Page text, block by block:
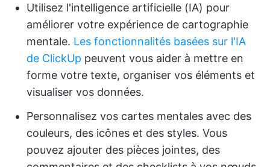
Utilisez l'intelligence artificielle (IA) pour
améliorer votre expérience de cartographie
mentale. Les fonctionnalités basées sur l'IA
de ClickUp peuvent vous aider à mettre en
forme votre texte, organiser vos éléments et
visualiser vos données.
Personnalisez vos cartes mentales avec des
couleurs, des icônes et des styles. Vous
pouvez ajouter des pièces jointes, des